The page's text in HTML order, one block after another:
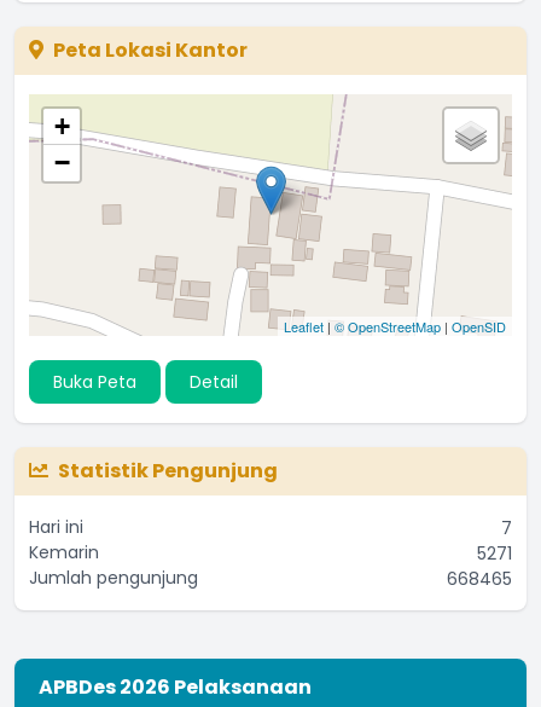
Peta Lokasi Kantor
+
−
Leaflet | © OpenStreetMap | OpenSID
Buka Peta Detail
Statistik Pengunjung
Hari ini
7
Kemarin
5271
Jumlah pengunjung
668465
APBDes 2026 Pelaksanaan